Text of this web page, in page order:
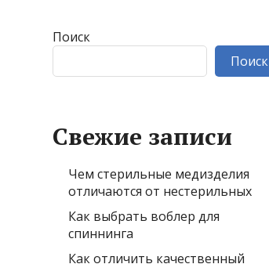
Поиск
Поиск
Свежие записи
Чем стерильные медизделия
отличаются от нестерильных
Как выбрать воблер для
спиннинга
Как отличить качественный